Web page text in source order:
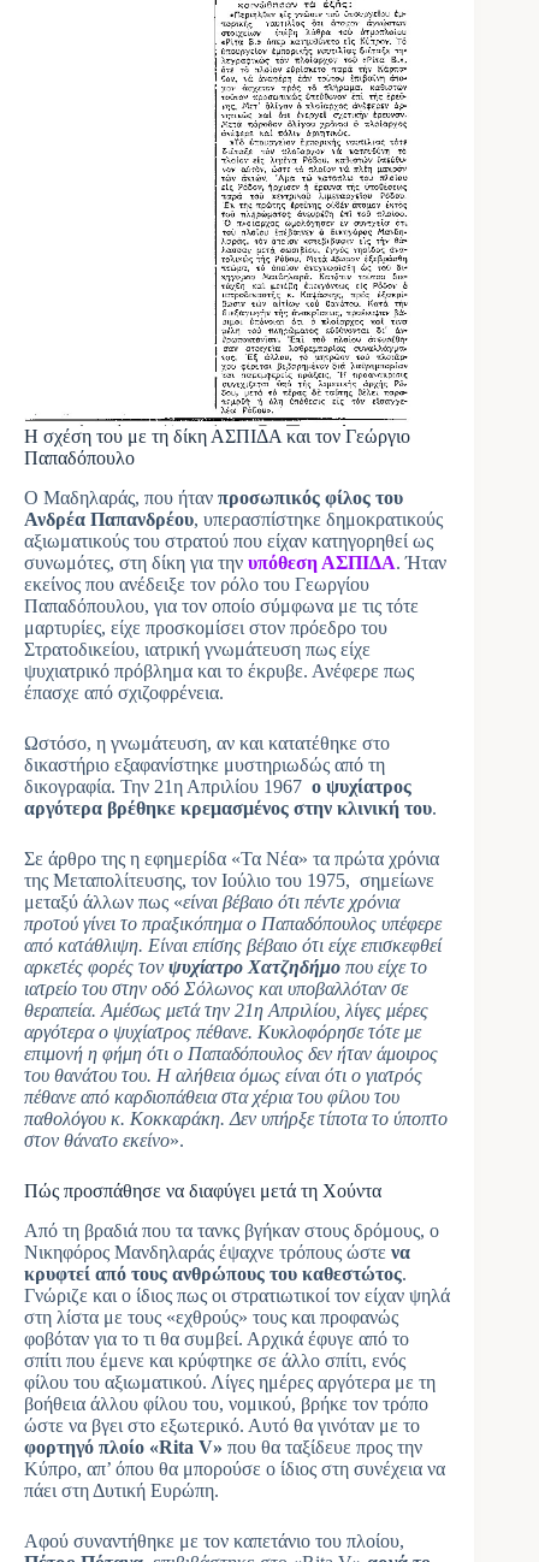
Η σχέση του με τη δίκη ΑΣΠΙΔΑ και τον Γεώργιο
Παπαδόπουλο
Ο Μαδηλαράς, που ήταν προσωπικός φίλος του
Ανδρέα Παπανδρέου, υπερασπίστηκε δημοκρατικούς
αξιωματικούς του στρατού που είχαν κατηγορηθεί ως
συνωμότες, στη δίκη για την υπόθεση ΑΣΠΙΔΑ. Ήταν
εκείνος που ανέδειξε τον ρόλο του Γεωργίου
Παπαδόπουλου, για τον οποίο σύμφωνα με τις τότε
μαρτυρίες, είχε προσκομίσει στον πρόεδρο του
Στρατοδικείου, ιατρική γνωμάτευση πως είχε
ψυχιατρικό πρόβλημα και το έκρυβε. Ανέφερε πως
έπασχε από σχιζοφρένεια.
Ωστόσο, η γνωμάτευση, αν και κατατέθηκε στο
δικαστήριο εξαφανίστηκε μυστηριωδώς από τη
δικογραφία. Την 21η Απριλίου 1967 ο ψυχίατρος
αργότερα βρέθηκε κρεμασμένος στην κλινική του.
Σε άρθρο της η εφημερίδα «Τα Νέα» τα πρώτα χρόνια
της Μεταπολίτευσης, τον Ιούλιο του 1975, σημείωνε
μεταξύ άλλων πως «είναι βέβαιο ότι πέντε χρόνια
προτού γίνει το πραξικόπημα ο Παπαδόπουλος υπέφερε
από κατάθλιψη. Είναι επίσης βέβαιο ότι είχε επισκεφθεί
αρκετές φορές τον ψυχίατρο Χατζηδήμο που είχε το
ιατρείο του στην οδό Σόλωνος και υποβαλλόταν σε
θεραπεία. Αμέσως μετά την 21η Απριλίου, λίγες μέρες
αργότερα ο ψυχίατρος πέθανε. Κυκλοφόρησε τότε με
επιμονή η φήμη ότι ο Παπαδόπουλος δεν ήταν άμοιρος
του θανάτου του. Η αλήθεια όμως είναι ότι ο γιατρός
πέθανε από καρδιοπάθεια στα χέρια του φίλου του
παθολόγου κ. Κοκκαράκη. Δεν υπήρξε τίποτα το ύποπτο
στον θάνατο εκείνο».
Πώς προσπάθησε να διαφύγει μετά τη Χούντα
Από τη βραδιά που τα τανκς βγήκαν στους δρόμους, ο
Νικηφόρος Μανδηλαράς έψαχνε τρόπους ώστε να
κρυφτεί από τους ανθρώπους του καθεστώτος.
Γνώριζε και ο ίδιος πως οι στρατιωτικοί τον είχαν ψηλά
στη λίστα με τους «εχθρούς» τους και προφανώς
φοβόταν για το τι θα συμβεί. Αρχικά έφυγε από το
σπίτι που έμενε και κρύφτηκε σε άλλο σπίτι, ενός
φίλου του αξιωματικού. Λίγες ημέρες αργότερα με τη
βοήθεια άλλου φίλου του, νομικού, βρήκε τον τρόπο
ώστε να βγει στο εξωτερικό. Αυτό θα γινόταν με το
φορτηγό πλοίο «Rita V» που θα ταξίδευε προς την
Κύπρο, απ’ όπου θα μπορούσε ο ίδιος στη συνέχεια να
πάει στη Δυτική Ευρώπη.
Αφού συναντήθηκε με τον καπετάνιο του πλοίου,